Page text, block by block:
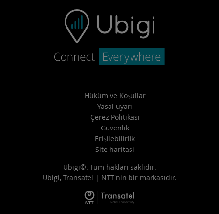
Hüküm ve Koşullar
Yasal uyarı
Çerez Politikası
Güvenlik
Erişilebilirlik
Site haritasi
Ubigi©. Tüm hakları saklıdır.
Ubigi, Transatel | NTT'nin bir markasıdır.